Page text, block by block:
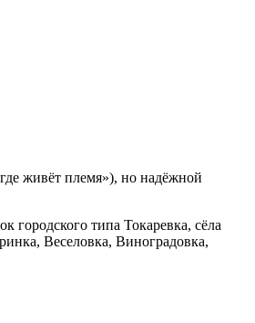
живёт племя»), но надёжной
типа Токаревка, сёла
Веселовка, Виноградовка,